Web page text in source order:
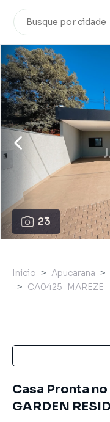
23
Início Apucarana
CA0425_MAREZE
Casa Pronta
GARDEN